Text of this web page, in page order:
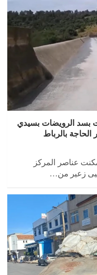
بسد الرويضات بسيدي
بالرباط
عناصر المركز
زعير من…